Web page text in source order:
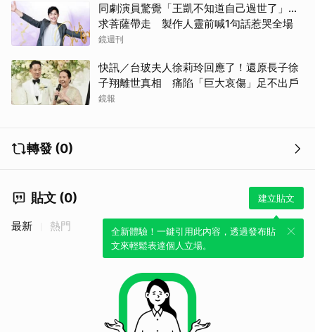
同劇演員驚覺「王凱不知道自己過世了」...
求菩薩帶走 製作人靈前喊1句話惹哭全場
鏡週刊
快訊／台玻夫人徐莉玲回應了！還原長子徐
子翔離世真相 痛陷「巨大哀傷」足不出戶
鏡報
轉發 (0)
貼文 (0) 建立貼文
全新體驗！一鍵引用此內容，透過發布貼
文來輕鬆表達個人立場。
最新 熱門